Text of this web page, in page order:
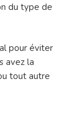
du type de
pour éviter
avez la
tout autre